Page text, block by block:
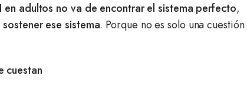
adultos no va de encontrar el sistema perfecto,
ese sistema. Porque no es solo una cuestión
cuestan